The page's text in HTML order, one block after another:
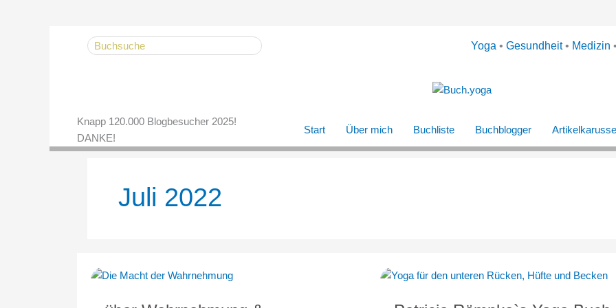
Search
for:
Yoga • Gesundheit• Medizin •
Knapp 120.000 Blogbesucher 2025!
DANKE!
Start Über mich Buchliste Buchblogger
Juli 2022